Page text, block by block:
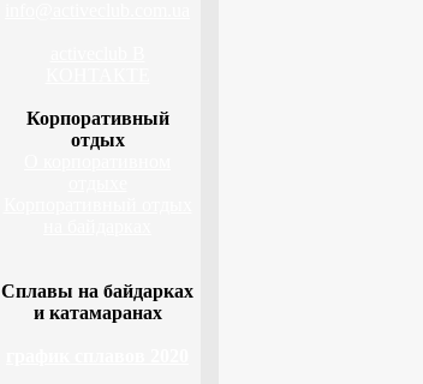
Корпоративный
отдых
Сплавы на байдарках
и катамаранах